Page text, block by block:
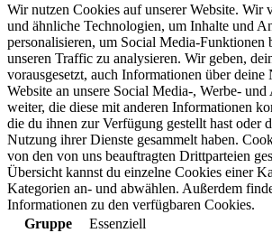
Wir nutzen Cookies auf unserer Website. Wir
und ähnliche Technologien, um Inhalte und
personalisieren, um Social Media-Funktionen
unseren Traffic zu analysieren. Wir geben,
vorausgesetzt, auch Informationen über deine
Website an unsere Social Media-, Werbe- und
weiter, die diese mit anderen Informationen
die du ihnen zur Verfügung gestellt hast oder
Nutzung ihrer Dienste gesammelt haben.
von den von uns beauftragten Drittparteien
Übersicht kannst du einzelne Cookies einer
Kategorien an- und abwählen. Außerdem
Informationen zu den verfügbaren Cookies.
Gruppe
Essenziell